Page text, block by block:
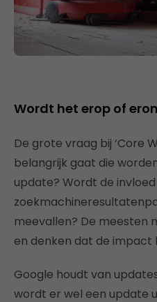
Wordt het erop of
De grote vraag bij ‘Core
belangrijk gaat die
update? Wordt de
meevallen? De meesten
en denken dat de impact
Google houdt van
wordt er wel een update